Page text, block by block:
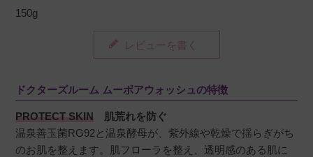
150g
レビューを書く
ドクターズルーム ムーポアウォッシュの特徴
PROTECT SKIN 肌荒れを防ぐ
温泉善玉菌RG92と温泉酵母が、紫外線や乾燥で揺らぎがち
のお肌を整えます。肌フローラを整え、透明感のある肌に